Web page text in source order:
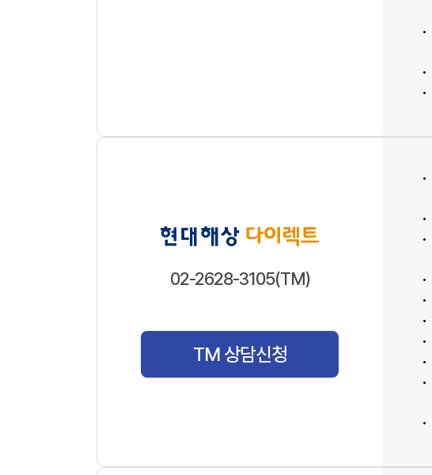
•
•
•
02-2628-3105(TM)
TM 상담신청
•
•
•
•
•
•
•
•
•
•